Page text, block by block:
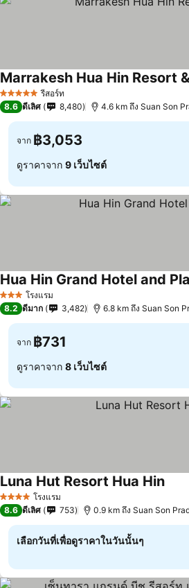
5 ดาว รีสอร์ท
Marrakesh Hua Hin Resort
8.6 ดีเลิศ 8,480 4.6 km ถึง Suan Son
จาก ฿3,053
ดูราคาจาก 9 เว็บไซต์
3 ดาว โรงแรม
Hua Hin Grand Hotel and
8.2 ดีมาก 3,482 6.8 km ถึง Suan Son
จาก ฿731
ดูราคาจาก 8 เว็บไซต์
4 ดาว โรงแรม
Luna Hut Resort Hua Hin
8.6 ดีเลิศ 753 0.9 km ถึง Suan Son
เลือกวันที่เพื่อดูราคาในวันนั้นๆ